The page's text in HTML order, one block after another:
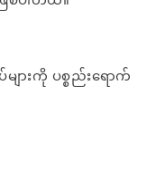
ားကို ပစ္စည်းရောက်